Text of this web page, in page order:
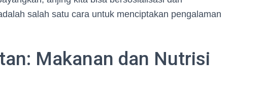
salah satu cara untuk menciptakan pengalaman
Makanan dan Nutrisi